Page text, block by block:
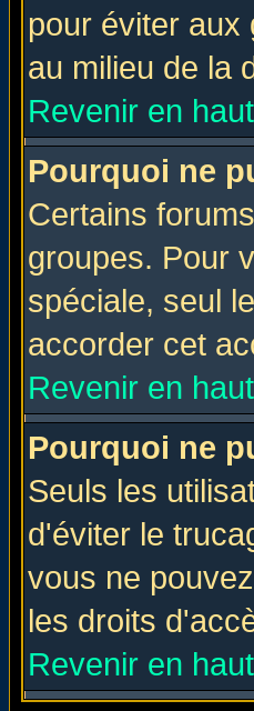
pour éviter aux
au milieu de la
Revenir en haut
Pourquoi ne
Certains
groupes. Pour
spéciale, seul
accorder cet
Revenir en haut
Pourquoi ne
Seuls les
d'éviter le
vous ne
les droits
Revenir en haut